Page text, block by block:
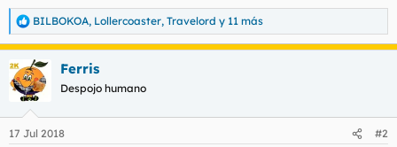
R
e
a
c
c
e
BILBOKOA, Lollercoaster, Travelord y 11 más
Ferris
Despojo humano
17 Jul 2018 #2